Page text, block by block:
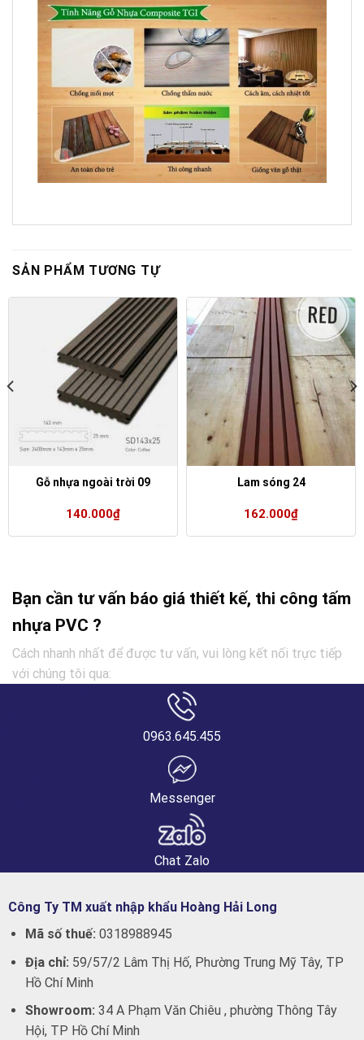
SẢN PHẨM TƯƠNG TỰ
Gỗ nhựa ngoài trời 09
140.000₫
Lam sóng 24
162.000₫
Bạn cần tư vấn báo giá thiết kế, thi công tấm
nhựa PVC ?
Cách nhanh nhất để được tư vấn, vui lòng kết nối trực tiếp
với chúng tôi qua:
0963.645.455
Messenger
Chat Zalo
Công Ty TM xuất nhập khẩu Hoàng Hải Long
Mã số thuế: 0318988945
Địa chỉ: 59/57/2 Lâm Thị Hố, Phường Trung Mỹ Tây, TP
Hồ Chí Minh
Showroom: 34 A Phạm Văn Chiêu , phường Thông Tây
Hội, TP Hồ Chí Minh